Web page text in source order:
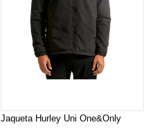
Jaqueta Hurley Uni One&Only